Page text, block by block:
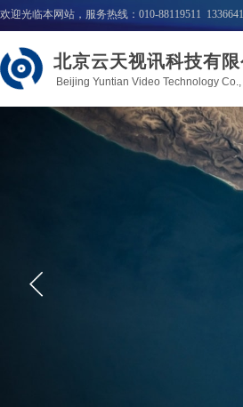
欢迎光临本网站，服务热线：010-88119511
北京云天视讯科技有限
Beijing Yuntian Video Technology Co.,